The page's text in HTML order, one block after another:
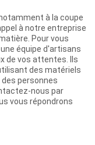
à la coupe
à notre entreprise
Pour vous
équipe d'artisans
de vos attentes. Ils
des matériels
personnes
nous par
vous répondrons